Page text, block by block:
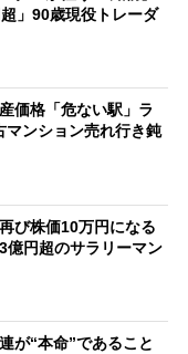
超」90歳現役トレーダ
価格「危ない駅」ラ
マンション売れ行き鈍
び株価10万円になる
億円超のサラリーマン
が“本命”であること